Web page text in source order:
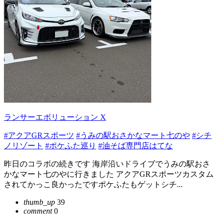
ランサーエボリューション X
#アクアGRスポーツ #うみの駅おさかなマート七のや #シチ
ノリゾート #ポケふた巡り #油そば専門店はてな
昨日のコラボの続きです 海岸沿いドライブでうみの駅おさ
かなマート七のやに行きました アクアGRスポーツカスタム
されてかっこ良かったですポケふたもゲットシチ...
thumb_up 39
comment0